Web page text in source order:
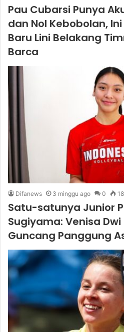
Pau Cubarsi Punya
dan Nol Kebobolan,
Baru Lini Belakang
Barca
Difanews 3 minggu ago 0 18
Satu-satunya Junior
Sugiyama: Venisa
Guncang Panggung